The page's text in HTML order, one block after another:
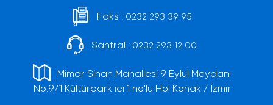
Faks : 0232 293 39 95
Santral : 0232 293 12 00
Mimar Sinan Mahallesi 9 Eylül Meydanı
No:9/1 Kültürpark içi 1 no'lu Hol Konak / İzmir